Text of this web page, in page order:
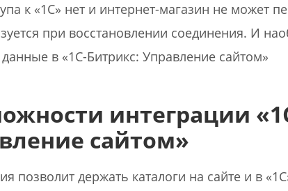
к «1С» нет и интернет-магазин не может
при восстановлении соединения. И
в «1С-Битрикс: Управление сайтом»
интеграции
сайтом»
позволит держать каталоги на сайте и в